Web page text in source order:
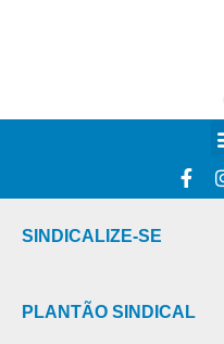
SINDICALIZE-SE
PLANTÃO SINDICAL